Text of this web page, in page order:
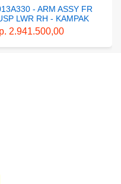
- SHOCK
RR SUSP -
BELAKANG -
BELAKANG
1.198.800,00